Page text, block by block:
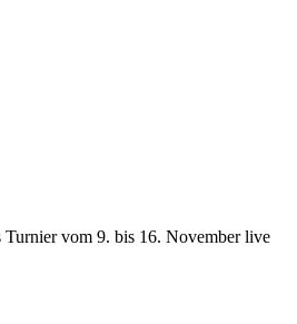
Turnier vom 9. bis 16. November live